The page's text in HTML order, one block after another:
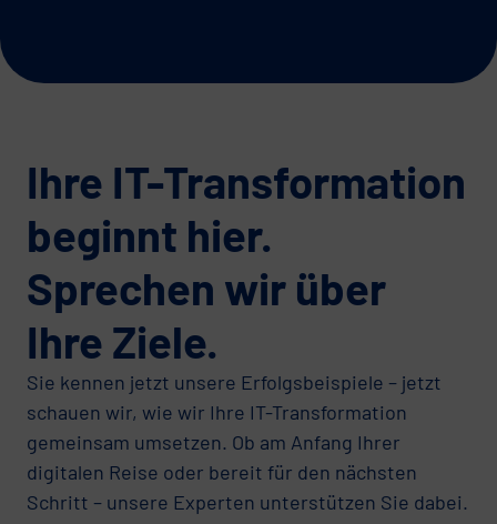
Ihre IT-Transformation
beginnt hier.
Sprechen wir über
Ihre Ziele.
Sie kennen jetzt unsere Erfolgsbeispiele – jetzt
schauen wir, wie wir Ihre IT-Transformation
gemeinsam umsetzen. Ob am Anfang Ihrer
digitalen Reise oder bereit für den nächsten
Schritt – unsere Experten unterstützen Sie dabei.